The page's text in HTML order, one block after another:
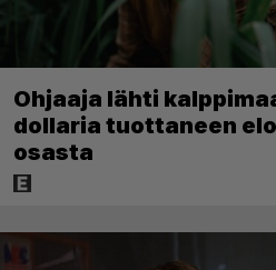
Ohjaaja lähti
dollaria tuottaneen
osasta